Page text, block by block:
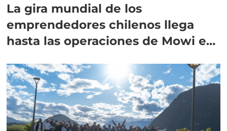
La gira mundial de los
emprendedores chilenos llega
hasta las operaciones de Mowi en